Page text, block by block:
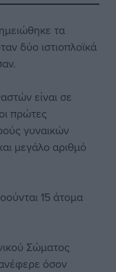
τα
δύο ιστιοπλοϊκά
είναι σε
πρώτες
γυναικών
μεγάλο αριθμό
15 άτομα
Σώματος
όσον